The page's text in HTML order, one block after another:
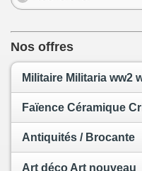
Nos offres
Militaire Militaria ww2
Faïence Céramique
Antiquités / Brocante
Art déco Art nouveau